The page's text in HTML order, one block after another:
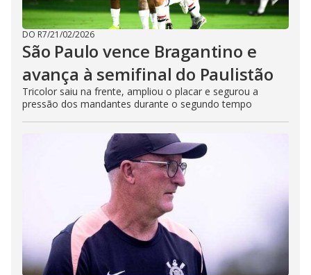
DO R7/21/02/2026
São Paulo vence Bragantino e
avança à semifinal do Paulistão
Tricolor saiu na frente, ampliou o placar e segurou a
pressão dos mandantes durante o segundo tempo